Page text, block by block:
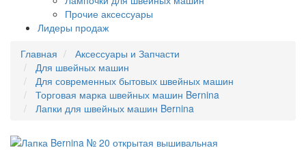
Прочие аксессуары
Лидеры продаж
Главная
Аксессуары и Запчасти
Для швейных машин
Для современных бытовых швейных машин
Торговая марка швейных машин Bernina
Лапки для швейных машин Bernina